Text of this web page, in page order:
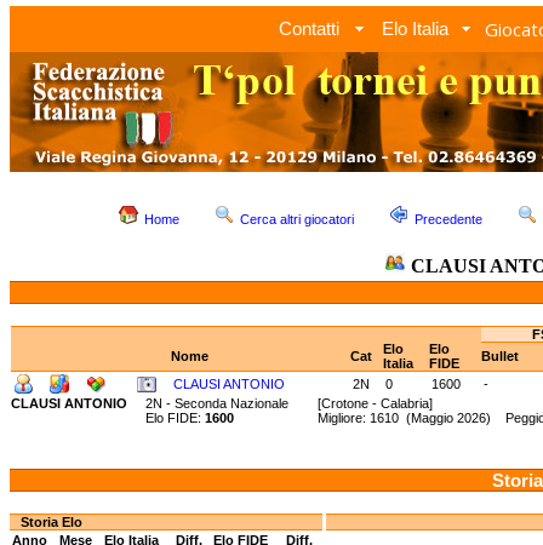
Contatti Elo Italia
Home Cerca altri giocatori Precedente
CLAUSI
Nome
Cat
Elo
Italia
Elo
FIDE
Bullet
CLAUSI ANTONIO
2N 0 1600
-
CLAUSI ANTONIO
2N - Seconda Nazionale [Crotone - Calabria]
Elo FIDE: 1600 Migliore: 1610 (Maggio 2026)
Storia Elo
Anno
Mese Elo Italia Diff. Elo FIDE
Diff.